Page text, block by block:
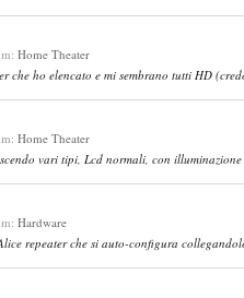
Home Theater
che ho elencato e mi sembrano tutti HD
Home Theater
vari tipi, Lcd normali, con
Hardware
repeater che si auto-configura